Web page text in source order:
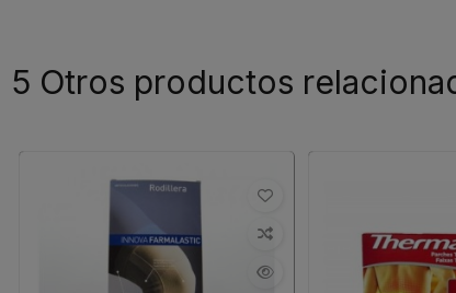
5 Otros productos